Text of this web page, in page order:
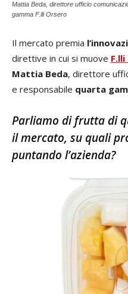
Mattia Beda, direttore ufficio
gamma F.lli Orsero
Il mercato premia
direttive in cui si muove
Mattia Beda, direttore
e responsabile quarta
Parliamo di frutta di
il mercato, su quali
puntando l’azienda?